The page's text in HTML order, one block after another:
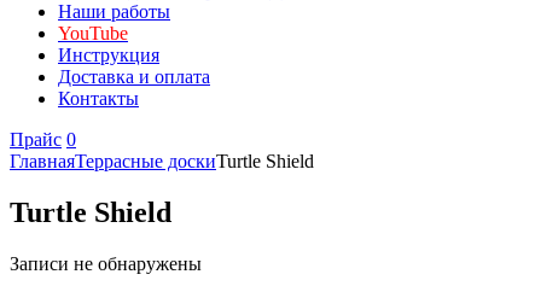
Наши работы
YouTube
Инструкция
Доставка и оплата
Контакты
Прайс 0
ГлавнаяТеррасные доскиTurtle Shield
Turtle Shield
Записи не обнаружены